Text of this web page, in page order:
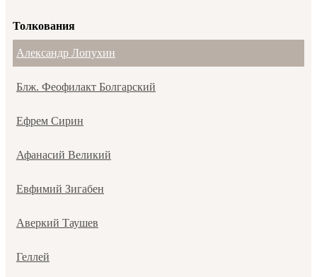
Толкования
Александр Лопухин
Блж. Феофилакт Болгарский
Ефрем Сирин
Афанасий Великий
Евфимий Зигабен
Аверкий Таушев
Геллей